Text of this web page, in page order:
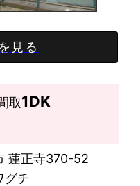
見る
取1DK
蓮正寺370-52
グチ